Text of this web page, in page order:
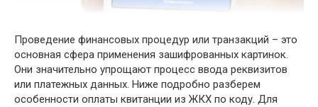
Проведение финансовых процедур или транзакций – это
основная сфера применения зашифрованных картинок.
Они значительно упрощают процесс ввода реквизитов
или платежных данных. Ниже подробно разберем
особенности оплаты квитанции из ЖКХ по коду. Для